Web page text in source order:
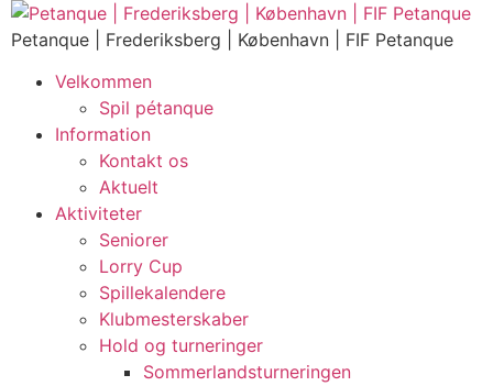
Skip
toPetanque | Frederiksberg | København | FIF Petanque
Velkommen
Spil pétanque
Information
Kontakt os
Aktuelt
Aktiviteter
Seniorer
Lorry Cup
Spillekalendere
Klubmesterskaber
Hold og turneringer
Sommerlandsturneringen